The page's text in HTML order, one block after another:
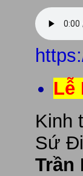
Lễ
Kinh
Sứ
Trần